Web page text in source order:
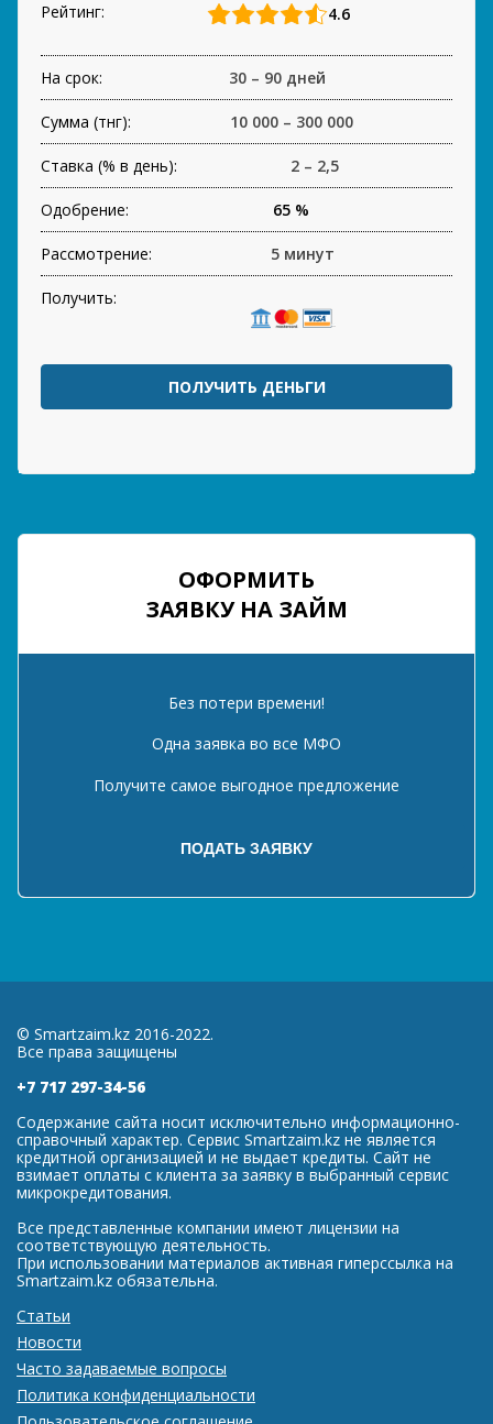
Рейтинг: 4.6
На срок: 30 – 90 дней
Сумма (тнг): 10 000 – 300 000
Ставка (% в день): 2 – 2,5
Одобрение: 65 %
Рассмотрение: 5 минут
Получить:
ПОЛУЧИТЬ ДЕНЬГИ
ОФОРМИТЬ
ЗАЯВКУ НА ЗАЙМ
Без потери времени!
Одна заявка во все МФО
Получите самое выгодное предложение
© Smartzaim.kz 2016-2022.
Все права защищены
+7 717 297-34-56
Содержание сайта носит исключительно информационно-
справочный характер. Сервис Smartzaim.kz не является
кредитной организацией и не выдает кредиты. Сайт не
взимает оплаты с клиента за заявку в выбранный сервис
микрокредитования.
Все представленные компании имеют лицензии на
соответствующую деятельность.
При использовании материалов активная гиперссылка на
Smartzaim.kz обязательна.
Статьи
Новости
Часто задаваемые вопросы
Политика конфиденциальности